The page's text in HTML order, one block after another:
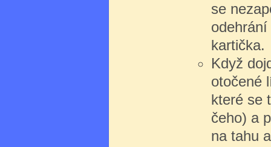
se
kartička.
Když
otočené
které se
čeho) a
na tahu